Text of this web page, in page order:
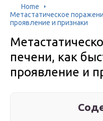
Home
Метастатическое
проявление и признаки
печени, как
проявление и